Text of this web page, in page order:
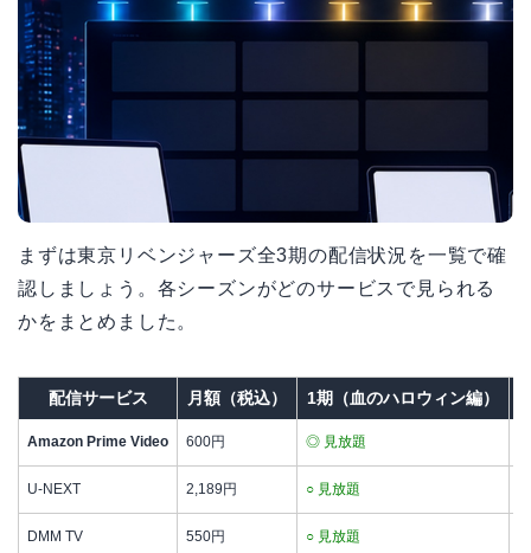
まずは東京リベンジャーズ全3期の配信状況を一覧で確
認しましょう。各シーズンがどのサービスで見られる
かをまとめました。
配信サービス 月額（税込） 1期（血のハロウィン編）
Amazon Prime Video 600円 ◎ 見放題
U-NEXT 2,189円 ○ 見放題
DMM TV 550円 ○ 見放題